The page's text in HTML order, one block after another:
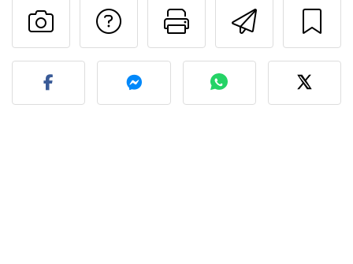
Imprimir
Preguntar al autor
Publicar la foto de esta